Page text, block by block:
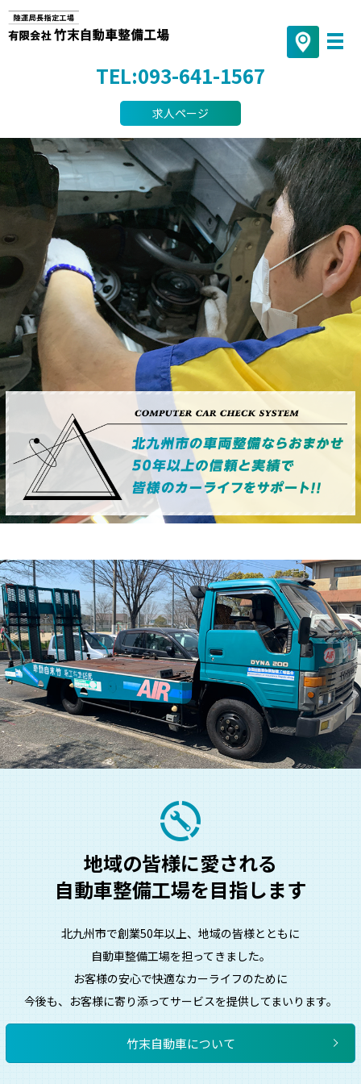
TEL:093-641-1567
求人ページ
地域の皆様に愛される
自動車整備工場を目指します
北九州市で創業50年以上、地域の皆様とともに
自動車整備工場を担ってきました。
お客様の安心で快適なカーライフのために
今後も、お客様に寄り添ってサービスを提供してまいります。
竹末自動車について